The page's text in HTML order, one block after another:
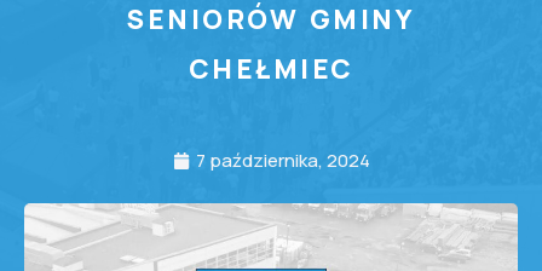
SENIORÓW GMINY
CHEŁMIEC
7 października, 2024